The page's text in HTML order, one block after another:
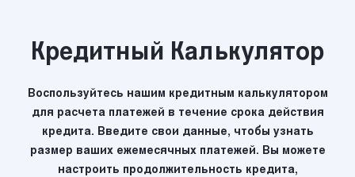
Кредитный Калькулятор
Воспользуйтесь нашим кредитным калькулятором
для расчета платежей в течение срока действия
кредита. Введите свои данные, чтобы узнать
размер ваших ежемесячных платежей. Вы можете
настроить продолжительность кредита,